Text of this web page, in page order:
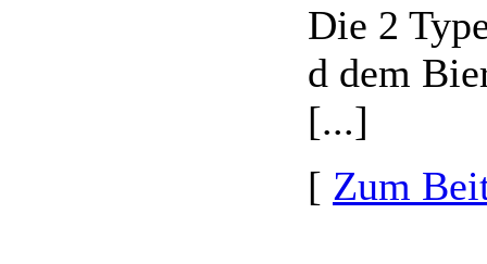
Die 2
d dem
[...]
[ Zum